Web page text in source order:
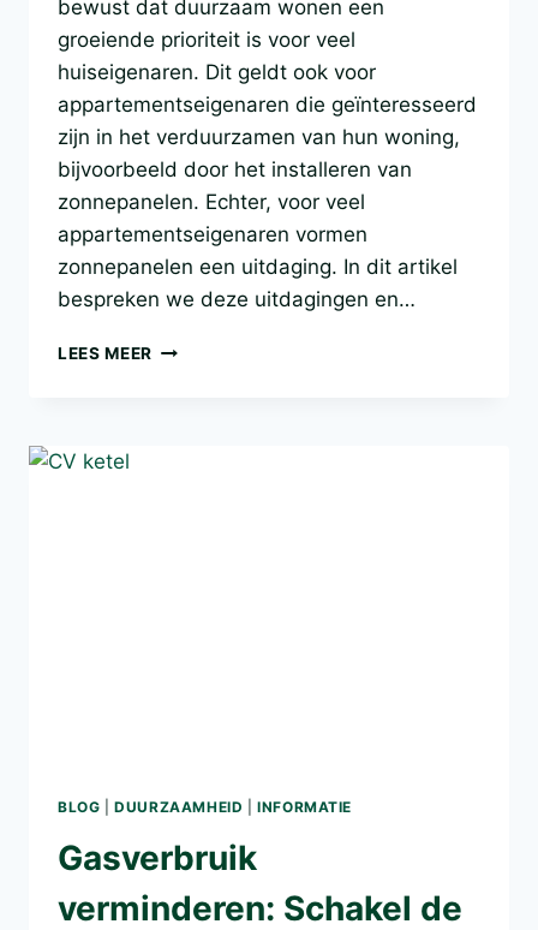
bewust dat duurzaam wonen een
groeiende prioriteit is voor veel
huiseigenaren. Dit geldt ook voor
appartementseigenaren die geïnteresseerd
zijn in het verduurzamen van hun woning,
bijvoorbeeld door het installeren van
zonnepanelen. Echter, voor veel
appartementseigenaren vormen
zonnepanelen een uitdaging. In dit artikel
bespreken we deze uitdagingen en…
LEES MEER ZONNEPANELEN
BLOG |DUURZAAMHEID |INFORMATIE
Gasverbruik
verminderen: Schakel de